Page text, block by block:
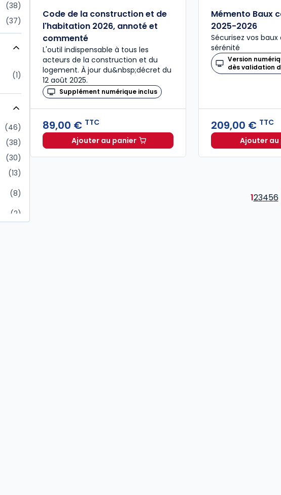
38
37
25
24
17
13
12
1
46
38
30
13
8
2
Code de la construction et de
l'habitation 2026, annoté et
commenté
L'outil indispensable à tous les
acteurs de la construction et du
logement. À jour du&nbsp;décret du
12 août 2025.
Supplément numérique inclus
89,00 € TTC
Ajouter au panierCode de la construction et de l'habitation
Mémento Baux
2025-2026
Sécurisez vos
sérénité
Version
dès validation
209,00 € TTC
Ajouter au
123456